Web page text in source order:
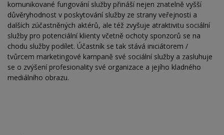
komunikované fungování služby přináší nejen znatelně vyšší
důvěryhodnost v poskytování služby ze strany veřejnosti a
dalších zúčastněných aktérů, ale též zvyšuje atraktivitu sociální
služby pro potenciální klienty včetně ochoty sponzorů se na
chodu služby podílet. Účastník se tak stává iniciátorem /
tvůrcem marketingové kampaně své sociální služby a zasluhuje
se o zvýšení profesionality své organizace a jejího kladného
mediálního obrazu.